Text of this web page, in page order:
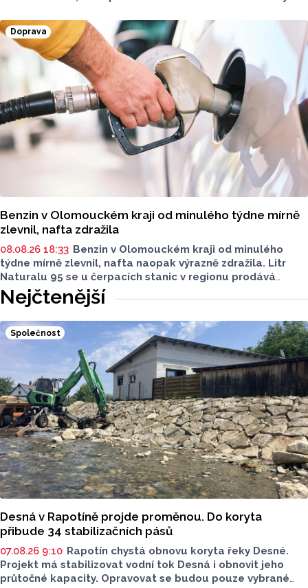
Doprava
Benzin v Olomouckém kraji od minulého týdne mírně
zlevnil, nafta zdražila
08.08.26 18:33 Benzin v Olomouckém kraji od minulého
týdne mírně zlevnil, nafta naopak výrazně zdražila. Litr
Naturalu 95 se u čerpacích stanic v regionu prodává
v průměru za 42,27 koruny, před týdnem byl o deset haléřů
dražší. O 84 haléřů zdražila nafta, za litr teď řidiči dají
průměrně 44,84 koruny. Podle údajů společnosti CCS,
která ceny sleduje, je benzin v současnosti o 7,73 koruny
dražší než před rokem, za naftu tehdy motoristé platili
o 11,31 koruny méně.
Nejčtenější
Společnost
Desná v Rapotíně projde proměnou. Do koryta
přibude 34 stabilizačních pásů
07.08.26 9:10 Rapotín chystá obnovu koryta řeky Desné.
Projekt má stabilizovat vodní tok Desná i obnovit jeho
průtočné kapacity. Opravovat se budou pouze vybrané